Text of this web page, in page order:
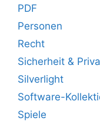
PDF
Personen
Recht
Sicherheit &
Silverlight
Software-
Spiele